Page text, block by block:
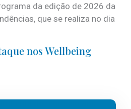
da edição de 2026 da
que se realiza no dia
nos Wellbeing
está de regresso aos